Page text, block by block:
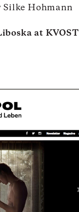
Silke Hohmann
at KVOST